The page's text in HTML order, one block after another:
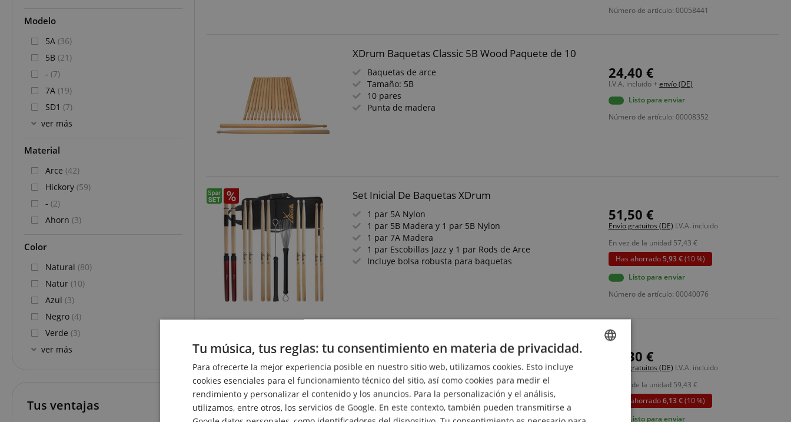
Número de artículo: 00058441
XDrum Baquetas Classic 5B Wood Paquete de 10
Baquetas de arce
Tamaño: 5B
10 pares
Punta de madera
24,40 €
I.V.A. incluido + envío (DE)
Listo para enviar
Número de artículo: 00008352
Set Inicial De Baquetas XDrum
1 par 5A Nylon
1 par 5B Madera y 1 par 5B Nylon
1 par 7A Madera
1 par Escobillas Jazz y 1 par Rods de Arce
Incluye bolsa robusta para baquetas
51,50 €
Envío gratuitos (DE) I.V.A. incluido
En vez de la unidad 57,43 €
Has ahorrado5,93 €(10 %)
Listo para enviar
Número de artículo: 00040076
1 par 5A Nylon
1 par 5B Wood y 1 par 5B Nylon
1 par 7A Wood
1 par Jazzbesen y 1 par Rods de arce
Incluye bolsa grande para baquetas
53,30 €
Envío gratuitos (DE) I.V.A. incluido
En vez de la unidad 59,43 €
Has ahorrado6,13 €(10 %)
Listo para enviar
Modelo
5A (36)
5B (21)
- (7)
7A (19)
SD1 (7)
ver más
Material
Arce (42)
Hickory (59)
- (2)
Ahorn (3)
Color
Natural (80)
Natur (10)
Azul (3)
Negro (4)
Verde (3)
ver más
Tus ventajas
Tu música, tus reglas: tu consentimiento en materia de privacidad.
Para ofrecerte la mejor experiencia posible en nuestro sitio web, utilizamos cookies. Esto incluye
cookies esenciales para el funcionamiento técnico del sitio, así como cookies para medir el
rendimiento y personalizar el contenido y los anuncios. Para la personalización y el análisis,
utilizamos, entre otros, los servicios de Google. En este contexto, también pueden transmitirse a